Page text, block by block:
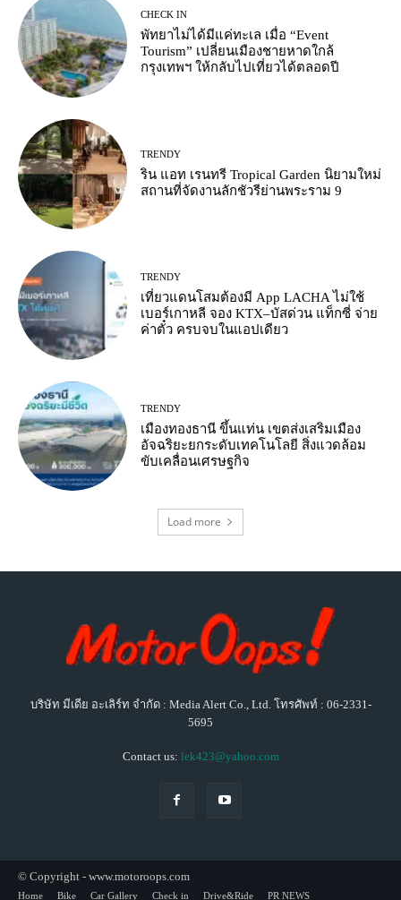
CHECK IN
พัทยาไม่ได้มีแค่ทะเล เมื่อ “Event
Tourism” เปลี่ยนเมืองชายหาดใกล้
กรุงเทพฯ ให้กลับไปเที่ยวได้ตลอดปี
TRENDY
ริน แอท เรนทรี Tropical Garden นิยามใหม่
สถานที่จัดงานลักชัวรีย่านพระราม 9
TRENDY
เที่ยวแดนโสมต้องมี App LACHA ไม่ใช้
เบอร์เกาหลี จอง KTX–บัสด่วน แท็กซี่ จ่าย
ค่าตั๋ว ครบจบในแอปเดียว
TRENDY
เมืองทองธานี ขึ้นแท่น เขตส่งเสริมเมือง
อัจฉริยะยกระดับเทคโนโลยี สิ่งแวดล้อม
ขับเคลื่อนเศรษฐกิจ
Load more
บริษัท มีเดีย อะเลิร์ท จำกัด : Media Alert Co., Ltd. โทรศัพท์ : 06-2331-
5695
Contact us: lek423@yahoo.com
© Copyright - www.motoroops.com
Home Bike Car Gallery Check in Drive&Ride PR NEWS